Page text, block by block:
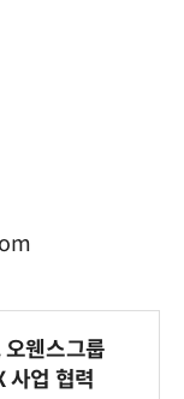
웬스그룹
사업 협력